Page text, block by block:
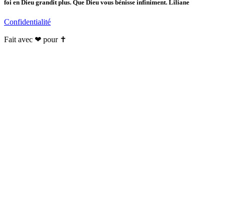
foi en Dieu grandit plus. Que Dieu vous bénisse infiniment. Liliane
Confidentialité
Fait avec ❤ pour ✝️️